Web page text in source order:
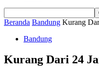
Beranda Bandung Kurang
Bandung
Kurang Dari 24